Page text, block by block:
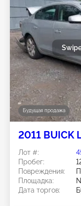
Будущая продажа
2011 BUICK
Лот #:
Пробег:
Повреждения:
Площадка:
Дата торгов: